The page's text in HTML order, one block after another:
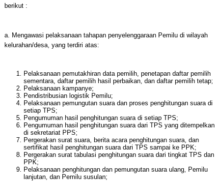
berikut :
a. Mengawasi pelaksanaan tahapan penyelenggaraan Pemilu di wilayah
kelurahan/desa, yang terdiri atas:
Pelaksanaan pemutakhiran data pemilih, penetapan daftar pemilih
sementara, daftar pemilih hasil perbaikan, dan daftar pemilih tetap;
Pelaksanaan kampanye;
Pendistribusian logistik Pemilu;
Pelaksanaan pemungutan suara dan proses penghitungan suara di
setiap TPS;
Pengumuman hasil penghitungan suara di setiap TPS;
Pengumuman hasil penghitungan suara dari TPS yang ditempelkan
di sekretariat PPS;
Pergerakan surat suara, berita acara penghitungan suara, dan
sertifikat hasil penghitungan suara dari TPS sampai ke PPK;
Pergerakan surat tabulasi penghitungan suara dari tingkat TPS dan
PPK;
Pelaksanaan penghitungan dan pemungutan suara ulang, Pemilu
lanjutan, dan Pemilu susulan;